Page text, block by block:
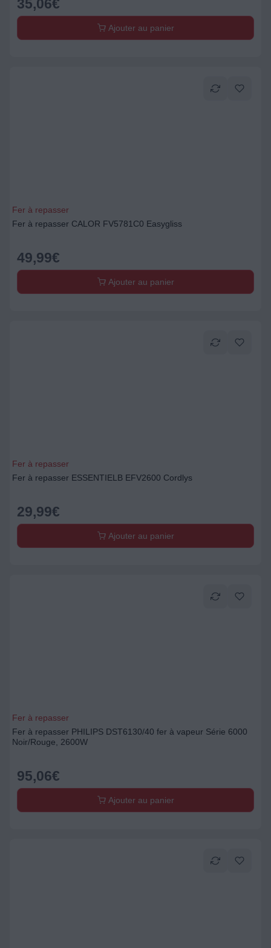
35,06€
Ajouter au panier
Fer à repasser
Fer à repasser CALOR FV5781C0 Easygliss
49,99€
Ajouter au panier
Fer à repasser
Fer à repasser ESSENTIELB EFV2600 Cordlys
29,99€
Ajouter au panier
Fer à repasser
Fer à repasser PHILIPS DST6130/40 fer à vapeur Série 6000
Noir/Rouge, 2600W
95,06€
Ajouter au panier